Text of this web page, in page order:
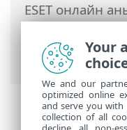
ESET онлайн
Endpoint
Қашықтан
ERMM JSON
Your
We and our
optimized online
and serve you with
collection of all